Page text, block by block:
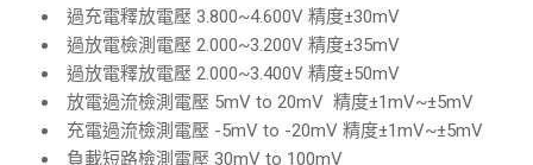
過充電釋放電壓 3.800~4.600V 精度±30mV
過放電檢測電壓 2.000~3.200V 精度±35mV
過放電釋放電壓 2.000~3.400V 精度±50mV
放電過流檢測電壓 5mV to 20mV 精度±1mV~±5mV
充電過流檢測電壓 -5mV to -20mV 精度±1mV~±5mV
負載短路檢測電壓 30mV to 100mV